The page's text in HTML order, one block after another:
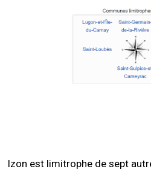
Izon est limitrophe de sept